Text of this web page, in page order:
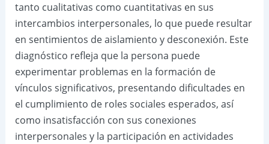
tanto cualitativas como cuantitativas en sus
intercambios interpersonales, lo que puede resultar
en sentimientos de aislamiento y desconexión. Este
diagnóstico refleja que la persona puede
experimentar problemas en la formación de
vínculos significativos, presentando dificultades en
el cumplimiento de roles sociales esperados, así
como insatisfacción con sus conexiones
interpersonales y la participación en actividades